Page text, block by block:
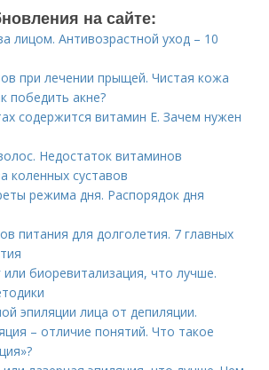
на сайте:
лицом. Антивозрастной уход – 10
при лечении прыщей. Чистая кожа
победить акне?
содержится витамин Е. Зачем нужен
Недостаток витаминов
коленных суставов
режима дня. Распорядок дня
питания для долголетия. 7 главных
биоревитализация, что лучше.
эпиляции лица от депиляции.
– отличие понятий. Что такое